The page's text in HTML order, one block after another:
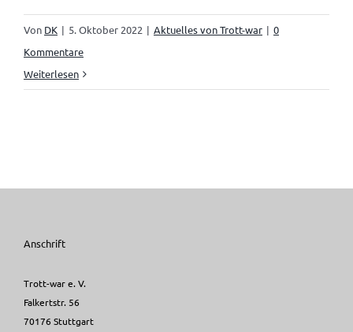
Von DK | 5. Oktober 2022 | Aktuelles von Trott-war | 0
Kommentare
Weiterlesen
Anschrift
Trott-war e. V.
Falkertstr. 56
70176 Stuttgart